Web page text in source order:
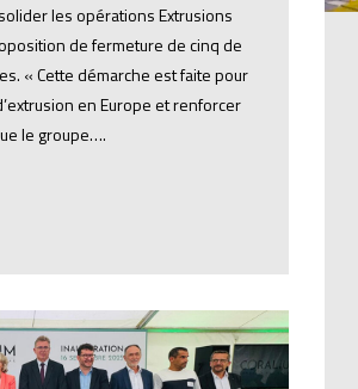
les opérations Extrusions
de fermeture de cinq de
« Cette démarche est faite pour
en Europe et renforcer
le groupe….